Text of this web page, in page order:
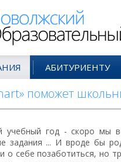
АБИТУРИЕНТУ
поможет
учебный год - скоро мы
задания ... И вроде бы
себе позаботиться, но